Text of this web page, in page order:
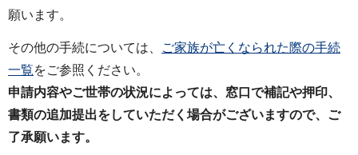
願います。
その他の手続については、
ご家族が亡くなられた際の手続
一覧をご参照ください。
申請内容やご世帯の状況によっては、窓口で補記や押印、
書類の追加提出をしていただく場合がございますので、ご
了承願います。